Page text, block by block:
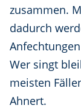
zusammen.
dadurch
Wer singt
meisten
Ahnert.